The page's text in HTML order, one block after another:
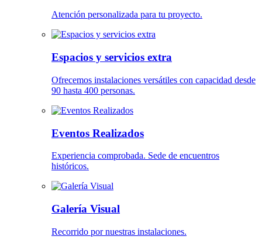
Atención personalizada para tu proyecto.
Espacios y servicios extra
Ofrecemos instalaciones versátiles con capacidad desde
90 hasta 400 personas.
Eventos Realizados
Experiencia comprobada. Sede de encuentros
históricos.
Galería Visual
Recorrido por nuestras instalaciones.